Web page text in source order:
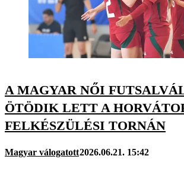
A MAGYAR NŐI
ÖTÖDIK LETT A
FELKÉSZÜLÉSI TORNÁN
Magyar válogatott2026.06.21. 15:42